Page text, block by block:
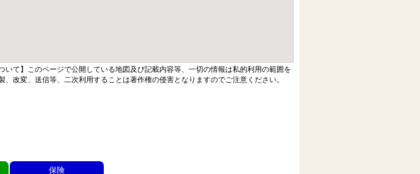
いて】このページで公開している地図及び記載内容等、一切の情報は私的利用の範囲を
、改変、送信等、二次利用することは著作権の侵害となりますのでご注意ください。
保険